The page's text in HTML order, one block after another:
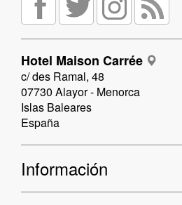
Hotel Maison Carrée
c/ des Ramal, 48
07730 Alayor - Menorca
Islas Baleares
España
Información